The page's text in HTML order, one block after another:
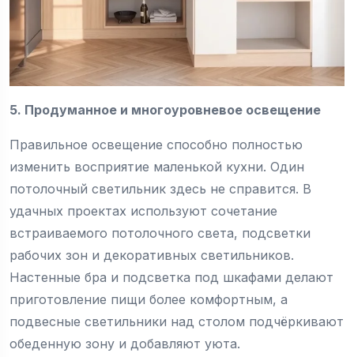
5. Продуманное и многоуровневое освещение
Правильное освещение способно полностью
изменить восприятие маленькой кухни. Один
потолочный светильник здесь не справится. В
удачных проектах используют сочетание
встраиваемого потолочного света, подсветки
рабочих зон и декоративных светильников.
Настенные бра и подсветка под шкафами делают
приготовление пищи более комфортным, а
подвесные светильники над столом подчёркивают
обеденную зону и добавляют уюта.